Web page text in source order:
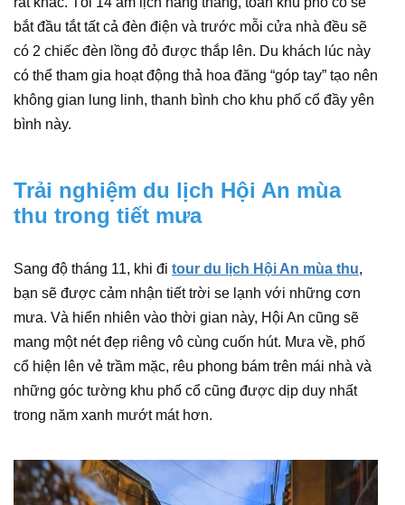
bắt đầu tắt tất cả đèn điện và trước mỗi cửa nhà đều sẽ
có 2 chiếc đèn lồng đỏ được thắp lên. Du khách lúc này
có thể tham gia hoạt động thả hoa đăng “góp tay” tạo nên
không gian lung linh, thanh bình cho khu phố cổ đầy yên
bình này.
Trải nghiệm du lịch Hội An mùa
thu trong tiết mưa
Sang độ tháng 11, khi đi tour du lịch Hội An mùa thu,
bạn sẽ được cảm nhận tiết trời se lạnh với những cơn
mưa. Và hiển nhiên vào thời gian này, Hội An cũng sẽ
mang một nét đẹp riêng vô cùng cuốn hút. Mưa về, phố
cổ hiện lên vẻ trầm mặc, rêu phong bám trên mái nhà và
những góc tường khu phố cổ cũng được dịp duy nhất
trong năm xanh mướt mát hơn.